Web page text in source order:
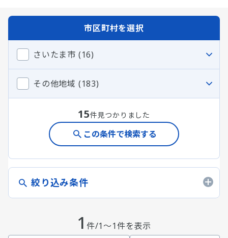
1 件/1～1件を表示
市区町村を選択
さいたま市 (16)
その他地域 (183)
15件見つかりました
この条件で検索する
絞り込み条件